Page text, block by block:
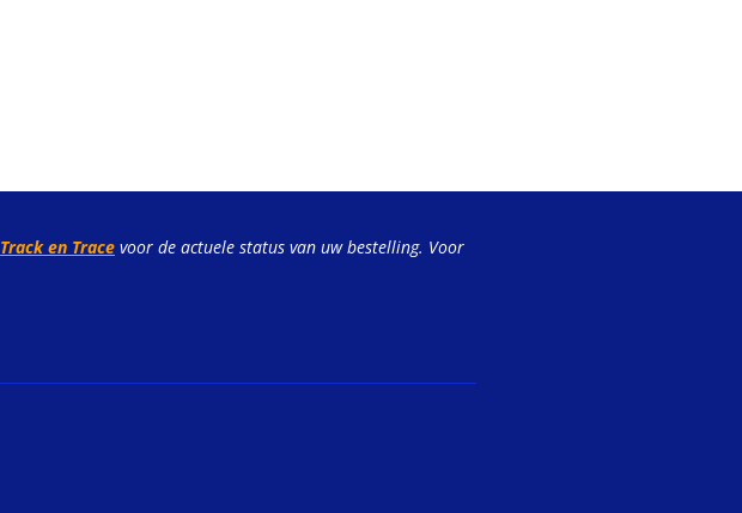
Track en Trace voor de actuele status van uw bestelling. Voor